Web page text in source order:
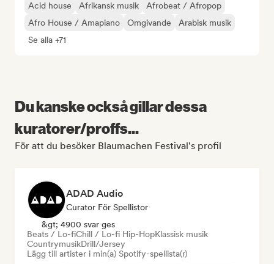
Acid house Afrikansk musik
Afrobeat / Afropop
Afro House / Amapiano
Omgivande
Arabisk musik
Se alla +71
Du kanske också gillar dessa
kuratorer/proffs...
För att du besöker Blaumachen Festival's profil
ADAD Audio
Curator För Spellistor
&gt; 4900 svar ges
Beats / Lo-fiChill / Lo-fi Hip-HopKlassisk musik
CountrymusikDrill/Jersey
Lägg till artister i min(a) Spotify-spellista(r)